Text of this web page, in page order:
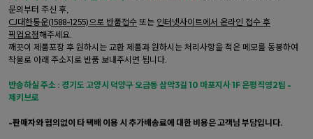
문의부터 주신 후,
CJ대한통운(1588-1255)으로 반품접수 또는 인터넷사이트에서 온라인 접수 후
픽업요청해주세요.
깨끗이 제품포장 후 원하시는 교환 제품과 원하시는 처리사항을 적은 메모를 동봉하여
착불로 아래 주소지로 반품 보내주시면 됩니다.
반송하실 주소 : 경기도 고양시 덕양구 오금동 삼막3길 10 마포지사 1F 은평직영2팀 -
제키브로
-판매자와 협의없이 타 택배 이용 시 추가배송료에 대한 비용은 고객님 부담입니다.